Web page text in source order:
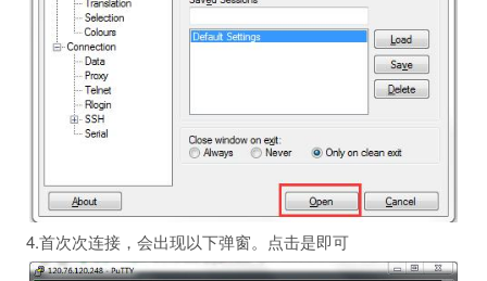
4.首次次连接，会出现以下弹窗。点击是即可